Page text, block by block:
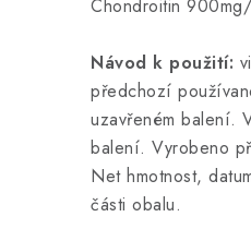
Chondroitin
Návod k použití:
předchozí
uzavřeném balení.
balení. Vyrobeno
Net hmotnost,
části obalu.